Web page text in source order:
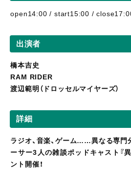
open14:00 / start15:00 /
出演者
橋本吉史
RAM RIDER
渡辺範明（ドロッセルマイヤーズ）
詳細
ラジオ、音楽、ゲーム……異なる専門
ーサー3人の雑談ポッドキャスト『
ント開催！